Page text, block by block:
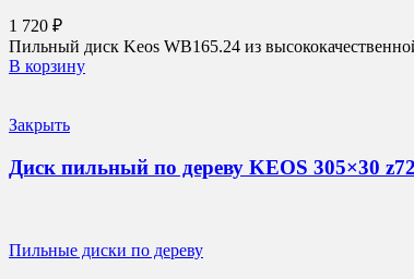
1 720 ₽
Пильный диск Keos WB165.24 из
В корзину
Закрыть
Диск пильный по дереву KEOS 305×30
Пильные диски по дереву